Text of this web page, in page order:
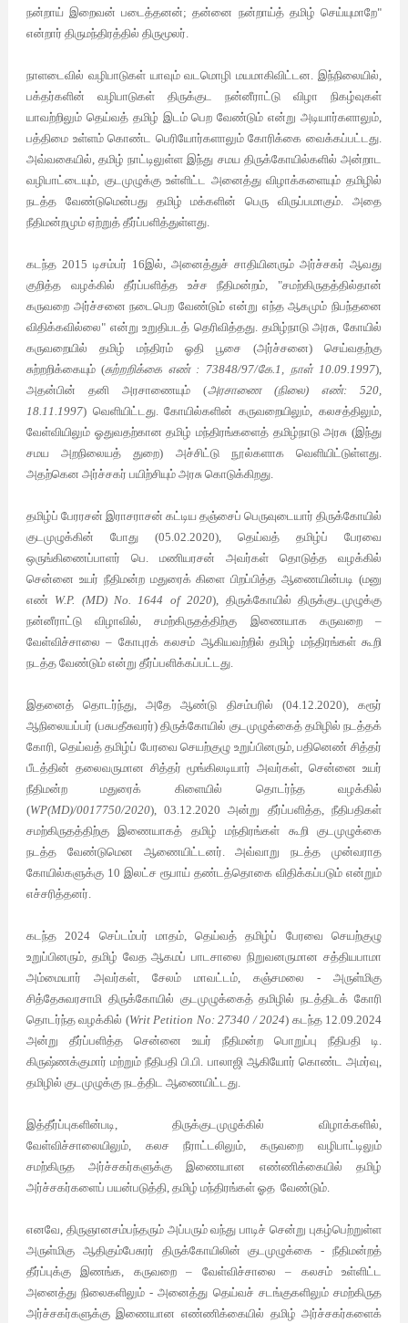
நன்றாய் இறைவன் படைத்தனன்; தன்னை நன்றாய்த் தமிழ் செய்யுமாறே"
என்றார் திருமந்திரத்தில் திருமூலர்.
நாளடைவில் வழிபாடுகள் யாவும் வடமொழி மயமாகிவிட்டன. இந்நிலையில்,
பக்தர்களின் வழிபாடுகள் திருக்குட நன்னீராட்டு விழா நிகழ்வுகள்
யாவற்றிலும் தெய்வத் தமிழ் இடம் பெற வேண்டும் என்று அடியார்களாலும்,
பத்திமை உள்ளம் கொண்ட பெரியோர்களாலும் கோரிக்கை வைக்கப்பட்டது.
அவ்வகையில், தமிழ் நாட்டிலுள்ள இந்து சமய திருக்கோயில்களில் அன்றாட
வழிபாட்டையும், குடமுழுக்கு உள்ளிட்ட அனைத்து விழாக்களையும் தமிழில்
நடத்த வேண்டுமென்பது தமிழ் மக்களின் பெரு விருப்பமாகும். அதை
நீதிமன்றமும் ஏற்றுத் தீர்ப்பளித்துள்ளது.
கடந்த 2015 டிசம்பர் 16இல், அனைத்துச் சாதியினரும் அர்ச்சகர் ஆவது
குறித்த வழக்கில் தீர்ப்பளித்த உச்ச நீதிமன்றம், "சமற்கிருதத்தில்தான்
கருவறை அர்ச்சனை நடைபெற வேண்டும் என்று எந்த ஆகமும் நிபந்தனை
விதிக்கவில்லை" என்று உறுதிபடத் தெரிவித்தது. தமிழ்நாடு அரசு, கோயில்
கருவறையில் தமிழ் மந்திரம் ஓதி பூசை (அர்ச்சனை) செய்வதற்கு
சுற்றறிக்கையும் (சுற்றறிக்கை எண் : 73848/97/கே.1, நாள் 10.09.1997),
அதன்பின் தனி அரசாணையும் (அரசாணை (நிலை) எண்: 520,
18.11.1997) வெளியிட்டது. கோயில்களின் கருவறையிலும், கலசத்திலும்,
வேள்வியிலும் ஓதுவதற்கான தமிழ் மந்திரங்களைத் தமிழ்நாடு அரசு (இந்து
சமய அறநிலையத் துறை) அச்சிட்டு நூல்களாக வெளியிட்டுள்ளது.
அதற்கென அர்ச்சகர் பயிற்சியும் அரசு கொடுக்கிறது.
தமிழ்ப் பேரரசன் இராசராசன் கட்டிய தஞ்சைப் பெருவுடையார் திருக்கோயில்
குடமுழுக்கின் போது (05.02.2020), தெய்வத் தமிழ்ப் பேரவை
ஒருங்கிணைப்பாளர் பெ. மணியரசன் அவர்கள் தொடுத்த வழக்கில்
சென்னை உயர் நீதிமன்ற மதுரைக் கிளை பிறப்பித்த ஆணையின்படி (மனு
எண் W.P. (MD) No. 1644 of 2020), திருக்கோயில் திருக்குடமுழுக்கு
நன்னீராட்டு விழாவில், சமற்கிருதத்திற்கு இணையாக கருவறை –
வேள்விச்சாலை – கோபுரக் கலசம் ஆகியவற்றில் தமிழ் மந்திரங்கள் கூறி
நடத்த வேண்டும் என்று தீர்ப்பளிக்கப்பட்டது.
இதனைத் தொடர்ந்து, அதே ஆண்டு திசம்பரில் (04.12.2020), கரூர்
ஆநிலையப்பர் (பசுபதீசுவரர்) திருக்கோயில் குடமுழுக்கைத் தமிழில் நடத்தக்
கோரி, தெய்வத் தமிழ்ப் பேரவை செயற்குழு உறுப்பினரும், பதினெண் சித்தர்
பீடத்தின் தலைவருமான சித்தர் மூங்கிலடியார் அவர்கள், சென்னை உயர்
நீதிமன்ற மதுரைக் கிளையில் தொடர்ந்த வழக்கில்
(WP(MD)/0017750/2020), 03.12.2020 அன்று தீர்ப்பளித்த, நீதிபதிகள்
சமற்கிருதத்திற்கு இணையாகத் தமிழ் மந்திரங்கள் கூறி குடமுழுக்கை
நடத்த வேண்டுமென ஆணையிட்டனர். அவ்வாறு நடத்த முன்வராத
கோயில்களுக்கு 10 இலட்ச ரூபாய் தண்டத்தொகை விதிக்கப்படும் என்றும்
எச்சரித்தனர்.
கடந்த 2024 செப்டம்பர் மாதம், தெய்வத் தமிழ்ப் பேரவை செயற்குழு
உறுப்பினரும், தமிழ் வேத ஆகமப் பாடசாலை நிறுவனருமான சத்தியபாமா
அம்மையார் அவர்கள், சேலம் மாவட்டம், கஞ்சமலை - அருள்மிகு
சித்தேசுவரசாமி திருக்கோயில் குடமுழுக்கைத் தமிழில் நடத்திடக் கோரி
தொடர்ந்த வழக்கில் (Writ Petition No: 27340 / 2024) கடந்த 12.09.2024
அன்று தீர்ப்பளித்த சென்னை உயர் நீதிமன்ற பொறுப்பு நீதிபதி டி.
கிருஷ்ணக்குமார் மற்றும் நீதிபதி பி.பி. பாலாஜி ஆகியோர் கொண்ட அமர்வு,
தமிழில் குடமுழுக்கு நடத்திட ஆணையிட்டது.
இத்தீர்ப்புகளின்படி, திருக்குடமுழுக்கில் விழாக்களில்,
வேள்விச்சாலையிலும், கலச நீராட்டலிலும், கருவறை வழிபாட்டிலும்
சமற்கிருத அர்ச்சகர்களுக்கு இணையான எண்ணிக்கையில் தமிழ்
அர்ச்சகர்களைப் பயன்படுத்தி, தமிழ் மந்திரங்கள் ஓத வேண்டும்.
எனவே, திருஞானசம்பந்தரும் அப்பரும் வந்து பாடிச் சென்று புகழ்பெற்றுள்ள
அருள்மிகு ஆதிகும்பேசுரர் திருக்கோயிலின் குடமுழுக்கை - நீதிமன்றத்
தீர்ப்புக்கு இணங்க, கருவறை – வேள்விச்சாலை – கலசம் உள்ளிட்ட
அனைத்து நிலைகளிலும் - அனைத்து தெய்வச் சடங்குகளிலும் சமற்கிருத
அர்ச்சகர்களுக்கு இணையான எண்ணிக்கையில் தமிழ் அர்ச்சகர்களைக்